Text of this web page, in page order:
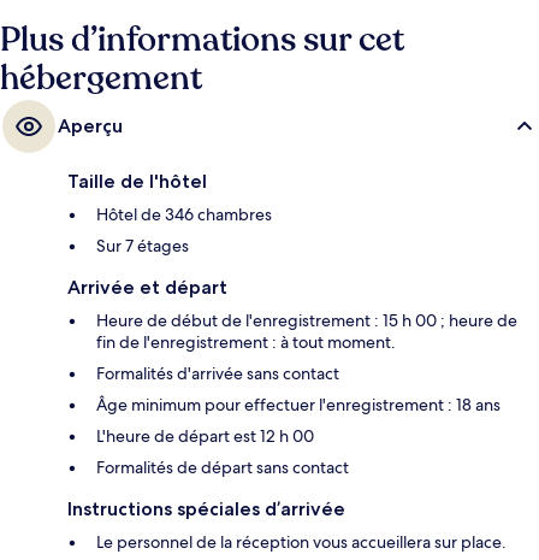
L'hébergement se situe à une très courte distance à pied des transports
publics : Station Nicoll Highway se trouve à 6 min et Station Bugis, à 8
min.
Plus d’informations sur cet
hébergement
Aperçu
Taille de l'hôtel
Hôtel de 346 chambres
Sur 7 étages
Arrivée et départ
Heure de début de l'enregistrement : 15 h 00 ; heure de
fin de l'enregistrement : à tout moment.
Formalités d'arrivée sans contact
Âge minimum pour effectuer l'enregistrement : 18 ans
L'heure de départ est 12 h 00
Formalités de départ sans contact
Instructions spéciales d’arrivée
Le personnel de la réception vous accueillera sur place.